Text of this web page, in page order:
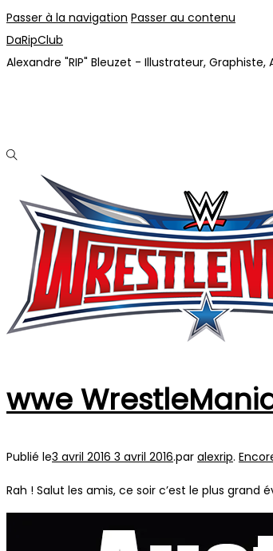
Passer à la navigation Passer au contenu
DaRipClub
Alexandre "RIP" Bleuzet - Illustrateur, Graphiste,
wwe
Publié le3 avril 2016 3 avril 2016.par alexrip.
Rah ! Salut les amis, ce soir c’est le plus